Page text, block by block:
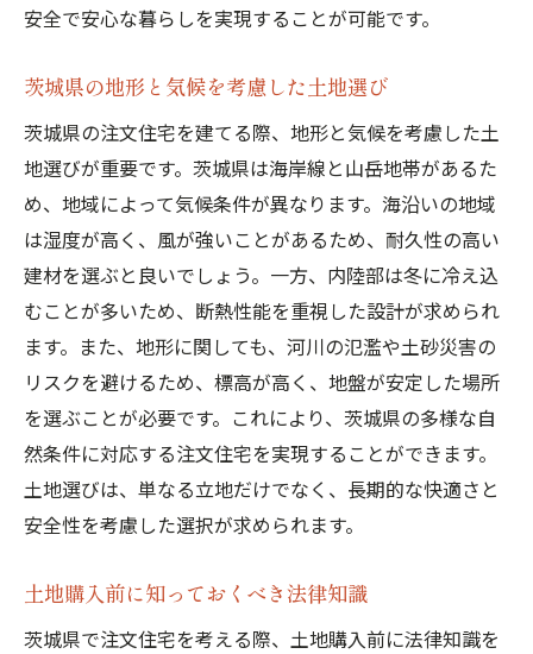
安全で安心な暮らしを実現することが可能です。
茨城県の地形と気候を考慮した土地選び
茨城県の注文住宅を建てる際、地形と気候を考慮した土
地選びが重要です。茨城県は海岸線と山岳地帯があるた
め、地域によって気候条件が異なります。海沿いの地域
は湿度が高く、風が強いことがあるため、耐久性の高い
建材を選ぶと良いでしょう。一方、内陸部は冬に冷え込
むことが多いため、断熱性能を重視した設計が求められ
ます。また、地形に関しても、河川の氾濫や土砂災害の
リスクを避けるため、標高が高く、地盤が安定した場所
を選ぶことが必要です。これにより、茨城県の多様な自
然条件に対応する注文住宅を実現することができます。
土地選びは、単なる立地だけでなく、長期的な快適さと
安全性を考慮した選択が求められます。
土地購入前に知っておくべき法律知識
茨城県で注文住宅を考える際、土地購入前に法律知識を